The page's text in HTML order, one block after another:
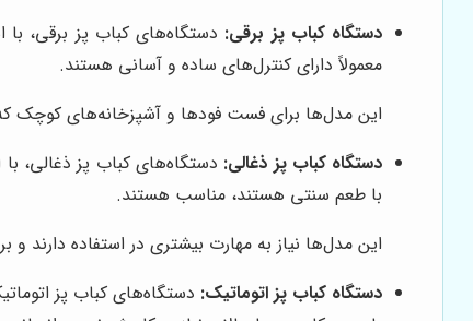
دستگاه کباب پز برقی: دستگاه‌های کباب پز برقی،
معمولاً دارای کنترل‌های ساده و آسانی هستند.
این مدل‌ها برای فست فودها و آشپزخانه‌های کوچک
دستگاه کباب پز ذغالی: دستگاه‌های کباب پز ذغالی،
با طعم سنتی هستند، مناسب هستند.
این مدل‌ها نیاز به مهارت بیشتری در استفاده
دستگاه کباب پز اتوماتیک: دستگاه‌های کباب پز